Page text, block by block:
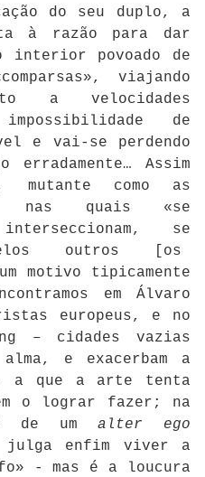
do seu duplo, a
à razão para dar
interior povoado de
viajando
a velocidades
de
e vai-se perdendo
Assim
mutante como as
nas quais «se
se
outros [os
motivo tipicamente
em Álvaro
europeus, e no
– cidades vazias
e exacerbam a
a que a arte tenta
o lograr fazer; na
de umalter ego
enfim viver a
- mas é a loucura